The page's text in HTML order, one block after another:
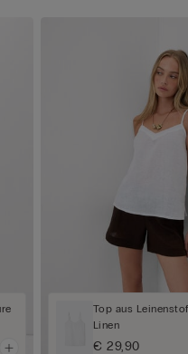
Top aus
Linen
€ 29,90